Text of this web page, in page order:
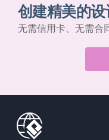
创建精美的
无需信用卡、无需合